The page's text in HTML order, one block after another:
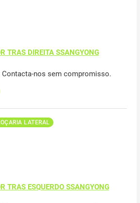
TRAS DIREITA SSANGYONG
Contacta-nos sem compromisso.
LATERAL
TRAS ESQUERDO SSANGYONG